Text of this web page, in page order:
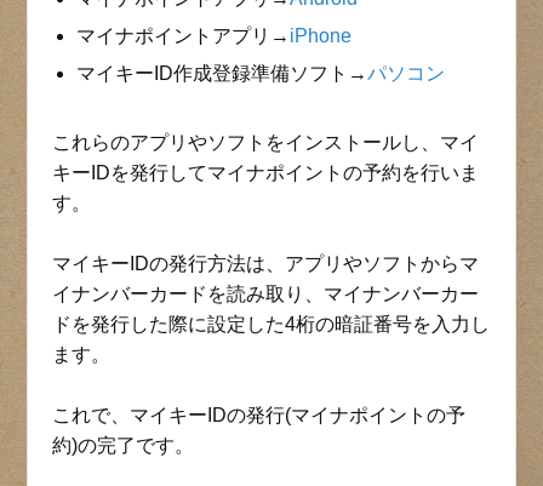
マイナポイントアプリ→ iPhone
マイキーID作成登録準備ソフト→パソコン
これらのアプリやソフトをインストールし、マイ
キーIDを発行してマイナポイントの予約を行いま
す。
マイキーIDの発行方法は、アプリやソフトからマ
イナンバーカードを読み取り、マイナンバーカー
ドを発行した際に設定した4桁の暗証番号を入力し
ます。
これで、マイキーIDの発行(マイナポイントの予
約)の完了です。